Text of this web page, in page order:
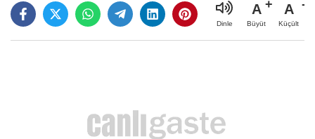
Dinle
A
Büyüt
A
Küçült